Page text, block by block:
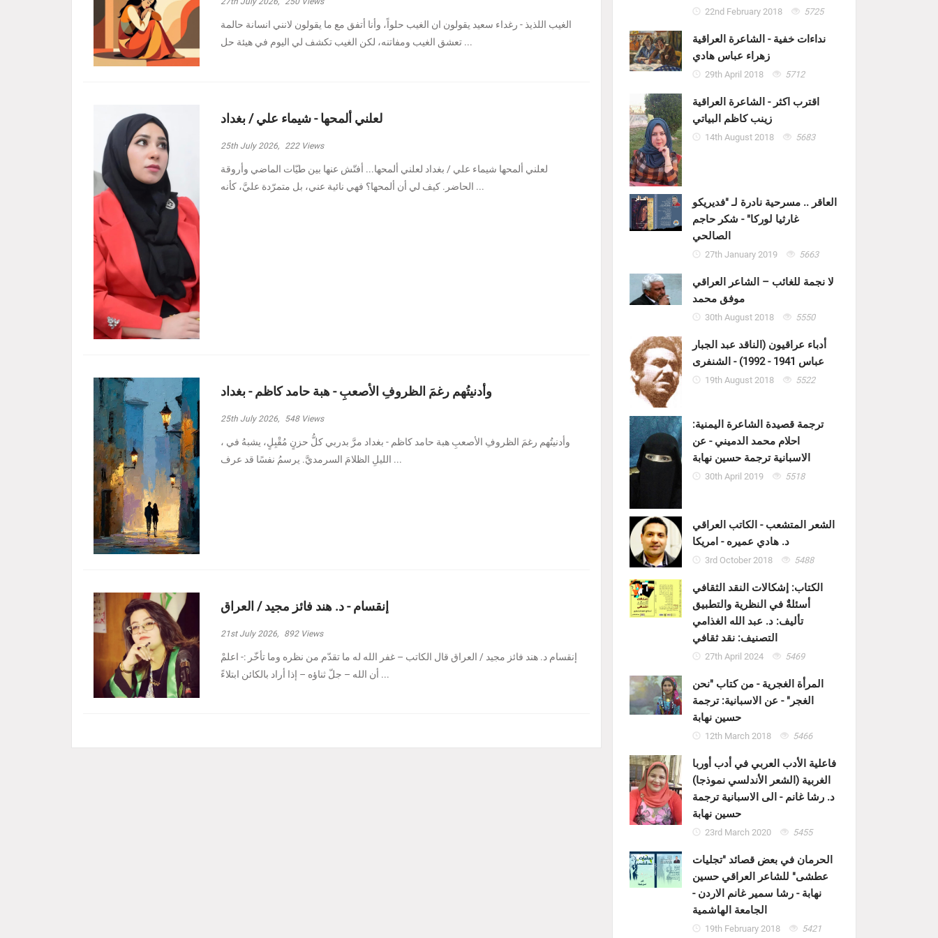
الغيب اللذيذ - رغداء سعيد يقولون ان الغيب حلواً، وأنا أتفق مع ما يقولون لانني انسانة حالمة
تعشق الغيب ومفاتنه، لكن الغيب تكشف لي اليوم في هيئة حل ...
لعلني ألمحها - شيماء علي / بغداد
25th July 2026, 222Views
لعلني ألمحها شيماء علي / بغداد لعلني ألمحها... أفتّش عنها بين طيّات الماضي وأروقة
الحاضر. كيف لي أن ألمحها؟ فهي نائية عني، بل متمرّدة عليَّ، كأنه ...
وأدنيتُهم رغمَ الظروفِ الأصعبِ - هبة حامد كاظم - بغداد
25th July 2026, 548Views
، وأدنيتُهم رغمَ الظروفِ الأصعبِ هبة حامد كاظم - بغداد مرَّ بدربي كلُّ حزنٍ مُقْبِلٍ، يشبهُ في
الليلِ الظلامَ السرمديَّ. يرسمُ نفسًا قد عرف ...
إنقسام - د. هند فائز مجيد / العراق
21st July 2026, 892Views
إنقسام د. هند فائز مجيد / العراق ‏قال الكاتب – غفر الله له ما تقدّم من نظره وما تأخّر :- ‏اعلمْ
أن الله – جلّ ثناؤه – إذا أراد بالكائن ابتلاءً ...
22nd February 2018 5725
نداءات خفية - الشاعرة العراقية
زهراء عباس هادي
29th April 2018 5712
اقترب اكثر - الشاعرة العراقية
زينب كاظم البياتي
14th August 2018 5683
العاقر .. مسرحية نادرة لـ "فديريكو
غارثيا لوركا" - شكر حاجم
الصالحي
27th January 2019 5663
لا نجمة للغائب – الشاعر العراقي
موفق محمد
30th August 2018 5550
أدباء عراقيون (الناقد عبد الجبار
عباس 1941 - 1992) - الشنفرى
19th August 2018 5522
ترجمة قصيدة الشاعرة اليمنية:
احلام محمد الدميني - عن
الاسبانية ترجمة حسين نهابة
30th April 2019 5518
الشعر المتشعب - الكاتب العراقي
د. هادي عميره - امريكا
3rd October 2018 5488
الكتاب: إشكالات النقد الثقافي
أسئلةٌ في النظرية والتطبيق
تأليف: د. عبد الله الغذامي
التصنيف: نقد ثقافي
27th April 2024 5469
المرأة الغجرية - من كتاب "نحن
الغجر" - عن الاسبانية: ترجمة
حسين نهابة
12th March 2018 5466
فاعلية الأدب العربي في أدب أوربا
الغربية (الشعر الأندلسي نموذجا)
د. رشا غانم - الى الاسبانية ترجمة
حسين نهابة
23rd March 2020 5455
الحرمان في بعض قصائد "تجليات
عطشى" للشاعر العراقي حسين
نهابة - رشا سمير غانم الاردن -
الجامعة الهاشمية
19th February 2018 5421